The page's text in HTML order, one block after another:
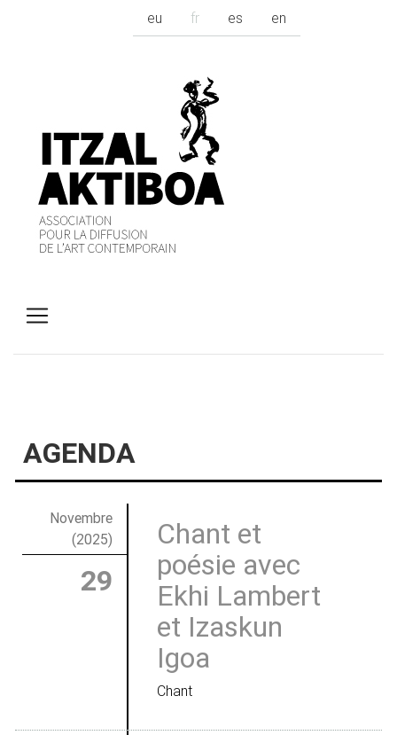
eu fr es en
AGENDA
Novembre
(2025)
29
Chant et
poésie avec
Ekhi Lambert
et Izaskun
Igoa
Chant